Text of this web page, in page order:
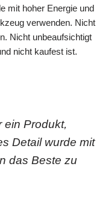
mit hoher Energie und
verwenden. Nicht
Nicht unbeaufsichtigt
nicht kaufest ist.
ein Produkt,
Detail wurde mit
das Beste zu